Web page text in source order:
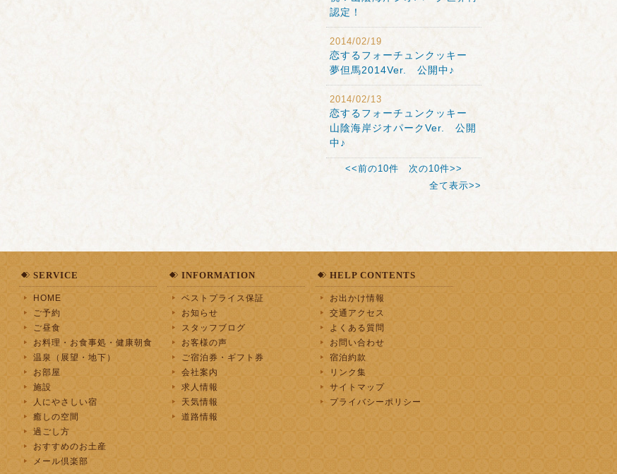
認定！
2014/02/19
恋するフォーチュンクッキー
夢但馬2014Ver. 公開中♪
2014/02/13
恋するフォーチュンクッキー
山陰海岸ジオパークVer. 公開
中♪
<<前の10件
次の10件>>
全て表示>>
SERVICE
HOME
ご予約
ご昼食
お料理・お食事処・健康朝食
温泉（展望・地下）
お部屋
施設
人にやさしい宿
癒しの空間
過ごし方
おすすめのお土産
メール倶楽部
INFORMATION
ベストプライス保証
お知らせ
スタッフブログ
お客様の声
ご宿泊券・ギフト券
会社案内
求人情報
天気情報
道路情報
HELP CONTENTS
お出かけ情報
交通アクセス
よくある質問
お問い合わせ
宿泊約款
リンク集
サイトマップ
プライバシーポリシー